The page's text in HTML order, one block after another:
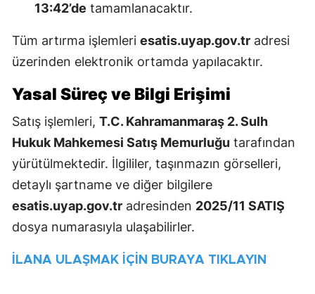
13:42’de tamamlanacaktır.
Tüm artırma işlemleri esatis.uyap.gov.tr adresi
üzerinden elektronik ortamda yapılacaktır.
Yasal Süreç ve Bilgi Erişimi
Satış işlemleri, T.C. Kahramanmaraş 2. Sulh
Hukuk Mahkemesi Satış Memurluğu tarafından
yürütülmektedir. İlgililer, taşınmazın görselleri,
detaylı şartname ve diğer bilgilere
esatis.uyap.gov.tr adresinden 2025/11 SATIŞ
dosya numarasıyla ulaşabilirler.
İLANA ULAŞMAK İÇİN BURAYA TIKLAYIN